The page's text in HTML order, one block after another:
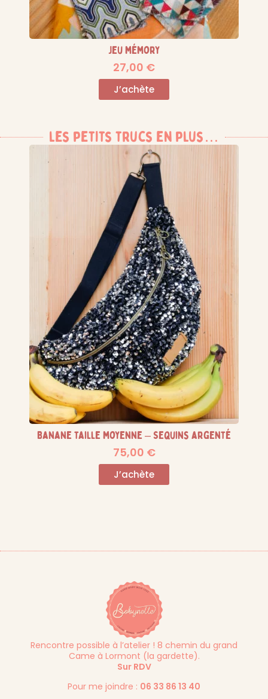
Jeu mémory
27,00 €
J’achète
les petits trucs en plus…
Banane taille moyenne – Sequins argenté
75,00 €
J’achète
Rencontre possible à l’atelier ! 8 chemin du grand
Came à Lormont (la gardette).
Sur RDV
Pour me joindre : 06 33 86 13 40